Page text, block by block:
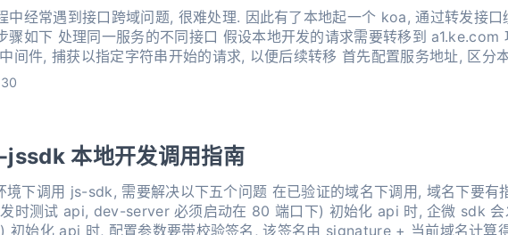
中经常遇到接口跨域问题, 很难处理. 因此有了本地起一个 koa, 通过转发接
骤如下 处理同一服务的不同接口 假设本地开发的请求需要转移到 a1.ke.com
本地开发调用指南
需要解决以下五个问题 在已验证的域名下调用, 域名下要有指定文件 域名不能带端口号
时测试 api, dev-server 必须启动在 80 端口下) 初始化 api 时, 企微 sdk